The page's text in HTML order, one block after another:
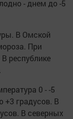
- днем до -5
В Омской
При
республике
0 - -5
+3 градусов. В
В северных